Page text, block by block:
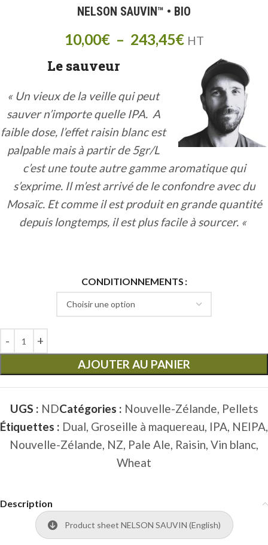
NELSON SAUVIN™ • BIO
10,00€ – 243,45€ HT
Le sauveur
« Un vieux de la veille qui peut
sauver n’importe quelle IPA. A
faible dose, l’effet raisin blanc est
palpable mais à partir de 5gr/L
c’est une toute autre gamme aromatique qui
s’exprime. Il m’est arrivé de le confondre avec du
Mosaïc. Et comme il est produit en grande quantité
depuis longtemps, il est plus facile à sourcer. «
CONDITIONNEMENTS
AJOUTER AU PANIER
UGS : NDCatégories : Nouvelle-Zélande, Pellets
Étiquettes : Dual, Groseille à maquereau, IPA, NEIPA,
Nouvelle-Zélande, NZ, Pale Ale, Raisin, Vin blanc,
Wheat
Description
Product sheet NELSON SAUVIN (English)